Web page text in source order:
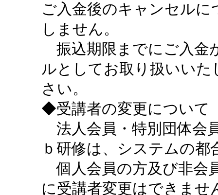
ご入金後のキャンセル
しません。
振込期限までにご入金
ルとしてお取り扱いい
さい。
◆受講者の変更について
法人会員・特別団体会
ｂ研修は、システムの
個人会員の方及び非会
に受講者変更はできませ